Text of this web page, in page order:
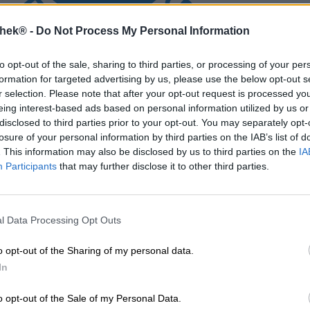
- Do Not Process My Personal Information
opt-out of the sale, sharing to third parties, or processing of your
for targeted advertising by us, please use the below opt-out
selection. Please note that after your opt-out request is processed
interest-based ads based on personal information utilized by us
to third parties prior to your opt-out. You may separately
of your personal information by third parties on the IAB’s list of
This information may also be disclosed by us to third parties on the
Participants that may further disclose it to other third parties.
Data Processing Opt Outs
opt-out of the Sharing of my personal data.
opt-out of the Sale of my Personal Data.
ingeleverd, gaan de flessen terug naar de bottelaar. Deze
ontziet en we een kleinere ecologische voetafdruk
de logo’s hierboven. Vaak zijn ze voorzien van labels zoals
vrijwillig. Dit betekent dat verkopers vrijwillig MW-flessen
van de verkoper komen, neemt hij ze terug en
worden gebruikt.
flessen, zoals beugelflessen, kan het statiegeld ook
uit het buitenland kan het statiegeld variëren (Belgische
of de VS, hebben ook een wegwerp- of
vaak Belgische bieren, kunnen echter variëren.
een statiegeldfles gaat (het etiket is bijvoorbeeld